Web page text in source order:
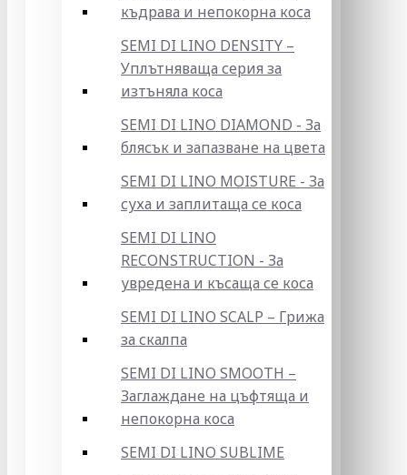
къдрава и непокорна коса
SEMI DI LINO DENSITY –
Уплътняваща серия за
изтъняла коса
SEMI DI LINO DIAMOND - За
блясък и запазване на цвета
SEMI DI LINO MOISTURE - За
суха и заплитаща се коса
SEMI DI LINO
RECONSTRUCTION - За
увредена и късаща се коса
SEMI DI LINO SCALP – Грижа
за скалпа
SEMI DI LINO SMOOTH –
Заглаждане на цъфтяща и
непокорна коса
SEMI DI LINO SUBLIME